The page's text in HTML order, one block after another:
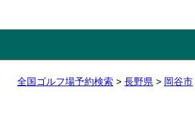
全国ゴルフ場予約検索 > 長野県 > 岡谷市